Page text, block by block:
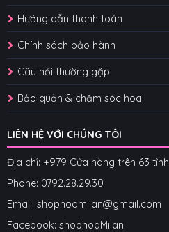
Hướng dẫn thanh toán
Chính sách bảo hành
Câu hỏi thường gặp
Bảo quản & chăm sóc hoa
LIÊN HỆ VỚI CHÚNG TÔI
Địa chỉ: +979 Cửa hàng trên 63 tỉnh
Phone: 0792.28.29.30
Email: shophoamilan@gmail.com
Facebook: shophoaMilan